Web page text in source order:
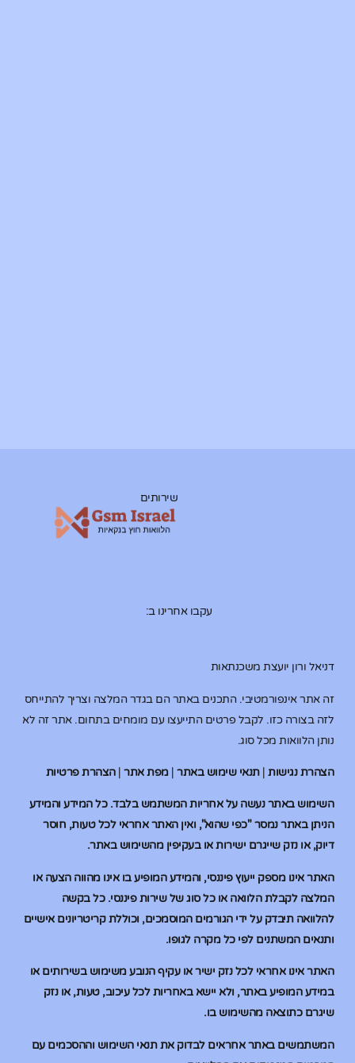
דניאל ורון יועצת משכנתאות
זה אתר אינפורמטיבי. התכנים באתר הם בגדר המלצה וצריך להתייחס
לזה בצורה כזו. לקבל פרטים התייעצו עם מומחים בתחום. אתר זה לא
נותן הלוואות מכל סוג.
הצהרת נגישות|תנאי שימוש באתר|מפת אתר|הצהרת פרטיות
השימוש באתר נעשה על אחריות המשתמש בלבד. כל המידע והמידע
הניתן באתר נמסר "כפי שהוא", ואין האתר אחראי לכל טעות, חוסר
דיוק, או נזק שייגרם ישירות או בעקיפין מהשימוש באתר.
האתר אינו מספק ייעוץ פיננסי, והמידע המופיע בו אינו מהווה הצעה או
המלצה לקבלת הלוואה או כל סוג של שירות פיננסי. כל בקשה
להלוואה תיבדק על ידי הגורמים המוסמכים, וכוללת קריטריונים אישיים
ותנאים המשתנים לפי כל מקרה לגופו.
האתר אינו אחראי לכל נזק ישיר או עקיף הנובע משימוש בשירותים או
במידע המופיע באתר, ולא יישא באחריות לכל עיכוב, טעות, או נזק
שיגרם כתוצאה מהשימוש בו.
המשתמשים באתר אחראים לבדוק את תנאי השימוש וההסכמים עם
שירותים
עקבו אחרינו ב: